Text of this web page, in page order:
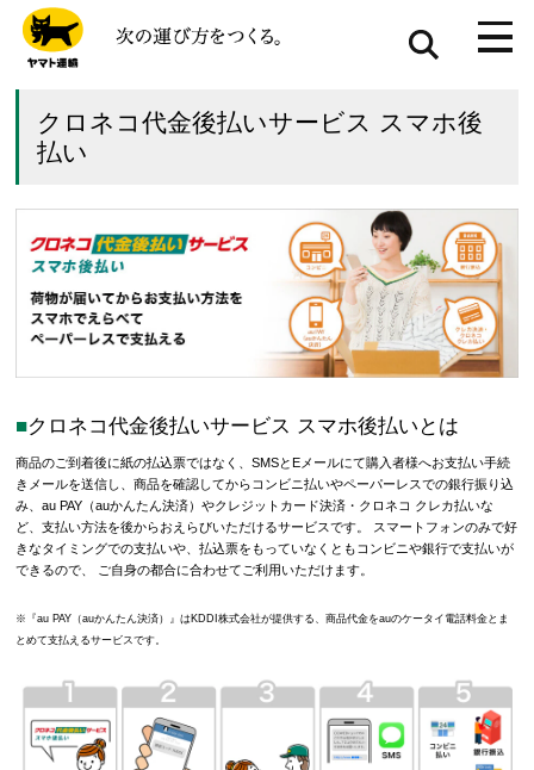
クロネコ代金後払いサービス スマホ後
払い
クロネコ代金後払いサービス スマホ後払いとは
商品のご到着後に紙の払込票ではなく、SMSとEメールにて購入者様へお支払い手続
きメールを送信し、商品を確認してからコンビニ払いやペーパーレスでの銀行振り込
み、au PAY（auかんたん決済）やクレジットカード決済・クロネコ クレカ払いな
ど、支払い方法を後からおえらびいただけるサービスです。 スマートフォンのみで好
きなタイミングでの支払いや、払込票をもっていなくともコンビニや銀行で支払いが
できるので、 ご自身の都合に合わせてご利用いただけます。
※『au PAY（auかんたん決済）』はKDDI株式会社が提供する、商品代金をauのケータイ電話料金とま
とめて支払えるサービスです。